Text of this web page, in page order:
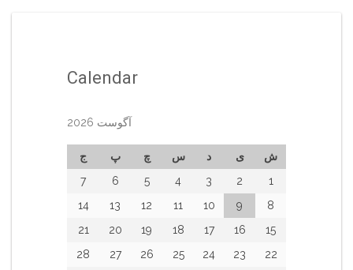
Calendar
آگوست 2026
ش ی د س چ پ
ج
1
2
3
4
5
6
7
8
9
10
11
12
13
14
15
16
17
18
19
20
21
22
23
24
25
26
27
28